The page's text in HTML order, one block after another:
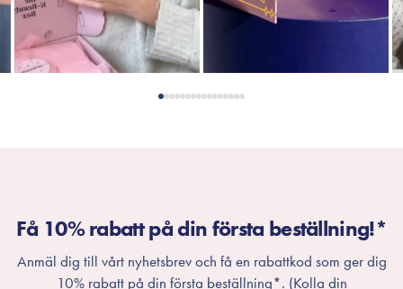
Få 10% rabatt på din första beställning!*
Anmäl dig till vårt nyhetsbrev och få en rabattkod som ger dig
10% rabatt på din första beställning*. (Kolla din